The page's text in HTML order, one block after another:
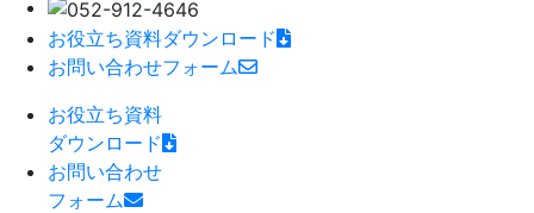
お役立ち資料ダウンロード
お問い合わせフォーム
お役立ち資料
ダウンロード
お問い合わせ
フォーム